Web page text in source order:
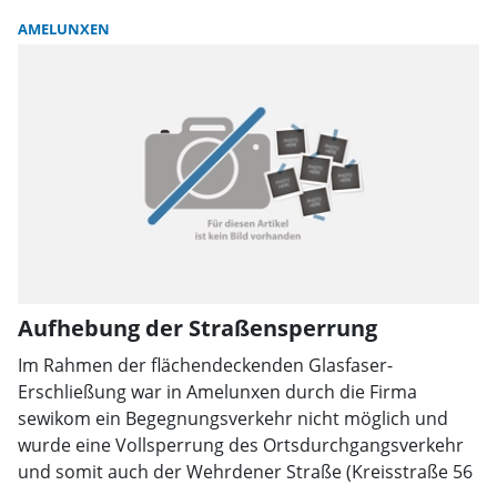
willkommen.
AMELUNXEN
Aufhebung der Straßensperrung
Im Rahmen der flächendeckenden Glasfaser-
Erschließung war in Amelunxen durch die Firma
sewikom ein Begegnungsverkehr nicht möglich und
wurde eine Vollsperrung des Ortsdurchgangsverkehr
und somit auch der Wehrdener Straße (Kreisstraße 56